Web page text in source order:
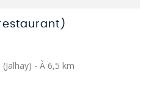
- À 6,5 km